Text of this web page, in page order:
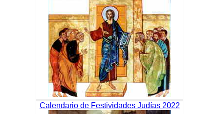
Calendario de Festividades Judías 2022